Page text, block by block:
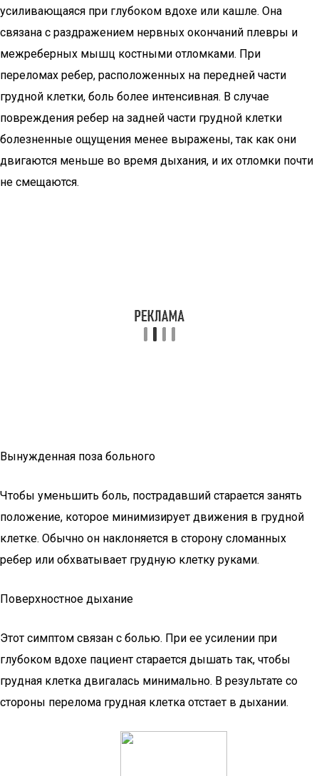
усиливающаяся при глубоком вдохе или кашле. Она
связана с раздражением нервных окончаний плевры и
межреберных мышц костными отломками. При
переломах ребер, расположенных на передней части
грудной клетки, боль более интенсивная. В случае
повреждения ребер на задней части грудной клетки
болезненные ощущения менее выражены, так как они
двигаются меньше во время дыхания, и их отломки почти
не смещаются.
Вынужденная поза больного
Чтобы уменьшить боль, пострадавший старается занять
положение, которое минимизирует движения в грудной
клетке. Обычно он наклоняется в сторону сломанных
ребер или обхватывает грудную клетку руками.
Поверхностное дыхание
Этот симптом связан с болью. При ее усилении при
глубоком вдохе пациент старается дышать так, чтобы
грудная клетка двигалась минимально. В результате со
стороны перелома грудная клетка отстает в дыхании.